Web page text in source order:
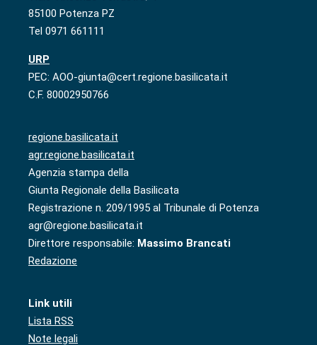
85100 Potenza PZ
Tel 0971 661111
URP
PEC: AOO-giunta@cert.regione.basilicata.it
C.F. 80002950766
regione.basilicata.it
agr.regione.basilicata.it
Agenzia stampa della
Giunta Regionale della Basilicata
Registrazione n. 209/1995 al Tribunale di Potenza
agr@regione.basilicata.it
Direttore responsabile: Massimo Brancati
Redazione
Link utili
Lista RSS
Note legali